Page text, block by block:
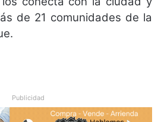
de 21 comunidades de la
Publicidad